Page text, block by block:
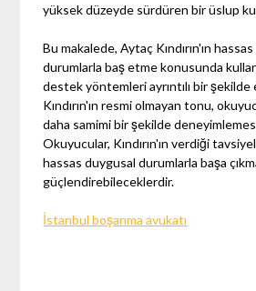
yüksek düzeyde sürdüren bir üslup
Bu makalede, Aytaç Kındırın'ın
durumlarla baş etme konusunda
destek yöntemleri ayrıntılı bir şekilde
Kındırın'ın resmi olmayan tonu,
daha samimi bir şekilde
Okuyucular, Kındırın'ın verdiği
hassas duygusal durumlarla başa
güçlendirebileceklerdir.
İstanbul boşanma avukatı